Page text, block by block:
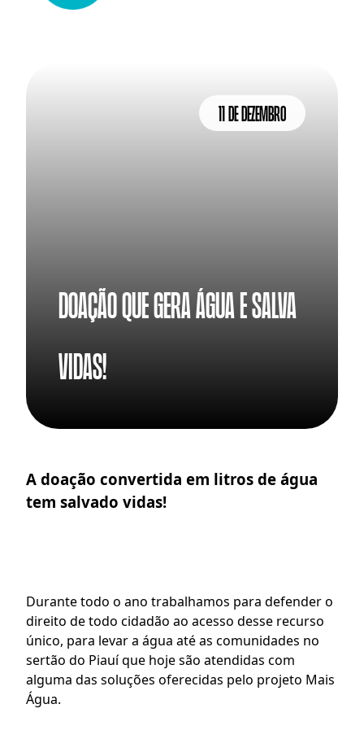
11 de dezembro
Doação que gera água e salva
vidas!
A doação convertida em litros de água
tem salvado vidas!
Durante todo o ano trabalhamos para defender o
direito de todo cidadão ao acesso desse recurso
único, para levar a água até as comunidades no
sertão do Piauí que hoje são atendidas com
alguma das soluções oferecidas pelo projeto Mais
Água.